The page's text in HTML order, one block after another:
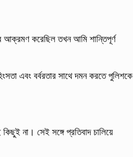
আক্রমণ করেছিল তখন আমি শান্তিপূর্ণ
এবং বর্বরতার সাথে দমন করতে পুলিশকে
না। সেই সঙ্গে প্রতিবাদ চালিয়ে